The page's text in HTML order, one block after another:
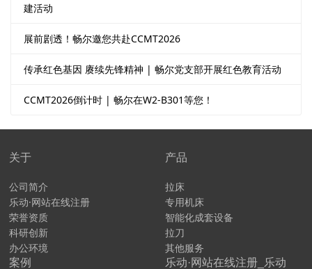
建活动
展前剧透！畅尔邀您共赴CCMT2026
传承红色基因 赓续先锋精神 | 畅尔党支部开展红色教育活动
CCMT2026倒计时 | 畅尔在W2-B301等您！
关于
公司简介
乐动·网站在线注册
荣誉资质
科研创新
办公环境
产品
拉床
专用机床
智能化成套设备
拉刀
其他服务
案例
乐动·网站在线注册_乐动